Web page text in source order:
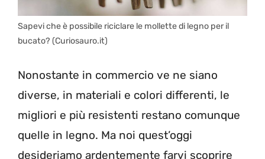
Sapevi che è possibile riciclare le mollette di legno per il
bucato? (Curiosauro.it)
Nonostante in commercio ve ne siano
diverse, in materiali e colori differenti, le
migliori e più resistenti restano comunque
quelle in legno. Ma noi quest’oggi
desideriamo ardentemente farvi scoprire